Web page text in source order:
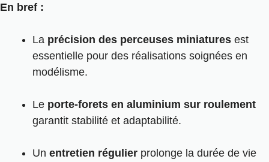
En bref :
La précision des perceuses miniatures est
essentielle pour des réalisations soignées en
modélisme.
Le porte-forets en aluminium sur roulement
garantit stabilité et adaptabilité.
Un entretien régulier prolonge la durée de vie